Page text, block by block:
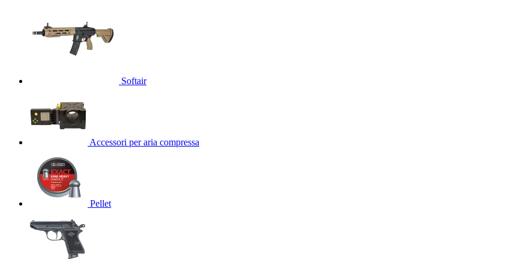
Softair
Accessori per aria compressa
Pellet